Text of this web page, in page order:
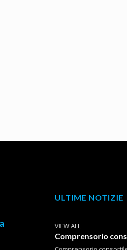
ULTIME NOTIZIE
VIEW ALL
Comprensorio